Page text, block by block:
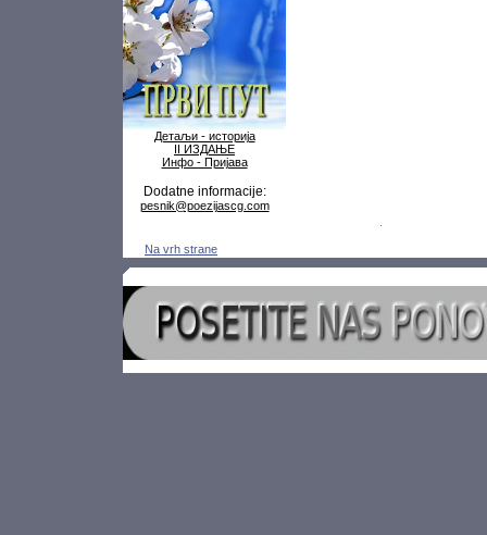
Детаљи - историја
II ИЗДАЊЕ
Инфо - Пријава
Dodatne informacije:
pesnik@poezijascg.com
Na vrh strane